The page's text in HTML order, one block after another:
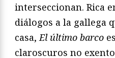
interseccionan. Rica
diálogos a la gallega
casa, El último barco
claroscuros no